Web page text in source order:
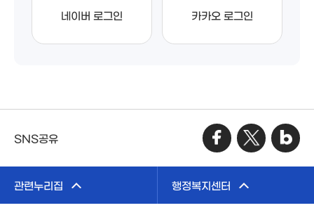
네이버 로그인 카카오 로그인
SNS공유
관련누리집 행정복지센터